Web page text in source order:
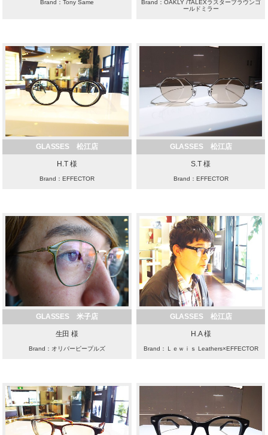
Brand：Tony Same
Brand：OAKLY /TALEXラスターブラウンゴ
ールドミラー
GLASSES 松江店
H.T 様
Brand：EFFECTOR
GLASSES 松江店
S.T 様
Brand：EFFECTOR
GLASSES 米子店
生田 様
Brand：オリバーピープルズ
GLASSES 松江店
H.A 様
Brand：Ｌｅｗｉｓ Leathers×EFFECTOR